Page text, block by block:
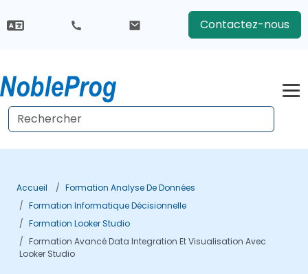
Contactez-nous
Accueil
Formation Analyse De Données
Formation Informatique Décisionnelle
Formation Looker Studio
Formation Avancé Data Integration Et Visualisation Avec
Looker Studio